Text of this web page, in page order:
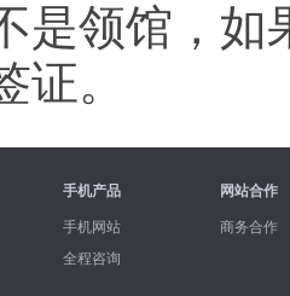
是领馆，
证。
手机产品
手机网站
全程咨询
网站合作
商务合作